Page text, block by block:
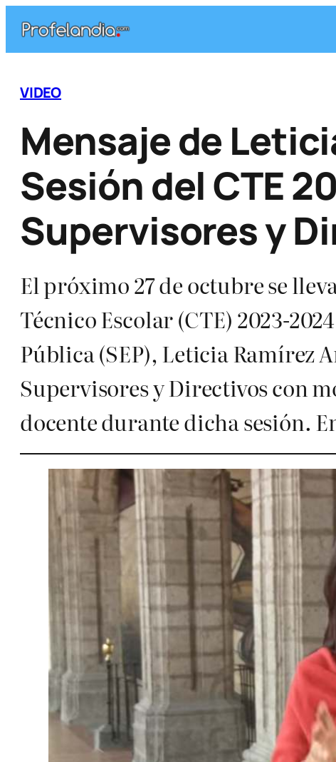
contenido
VIDEO
Mensaje de
Sesión del CTE
Supervisores y
El próximo 27 de octubre se
Técnico Escolar (CTE) 2023-
Pública (SEP), Leticia Ramírez
Supervisores y Directivos con
docente durante dicha sesión.